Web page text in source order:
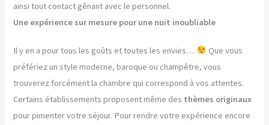
ainsi tout contact gênant avec le personnel.
Une expérience sur mesure pour une nuit inoubliable
Il y en a pour tous les goûts et toutes les envies…
Que vous
préfériez un style moderne, baroque ou champêtre, vous
trouverez forcément la chambre qui correspond à vos attentes.
Certains établissements proposent même des thèmes originaux
pour pimenter votre séjour. Pour rendre votre expérience encore